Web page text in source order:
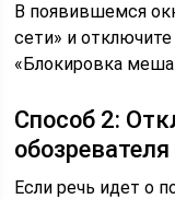
В появившемся
сети» и
«Блокировка
Способ 2:
обозревателя
Если речь идет о